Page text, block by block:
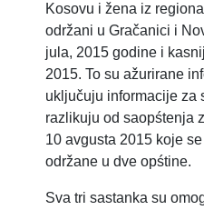
Kosovu i žena iz
održani u Gračanici i
jula, 2015 godine i
2015. To su ažurirane
uključuju informacije za
razlikuju od saopśtenja
10 avgusta 2015 koje
održane u dve opśtine.
Sva tri sastanka su